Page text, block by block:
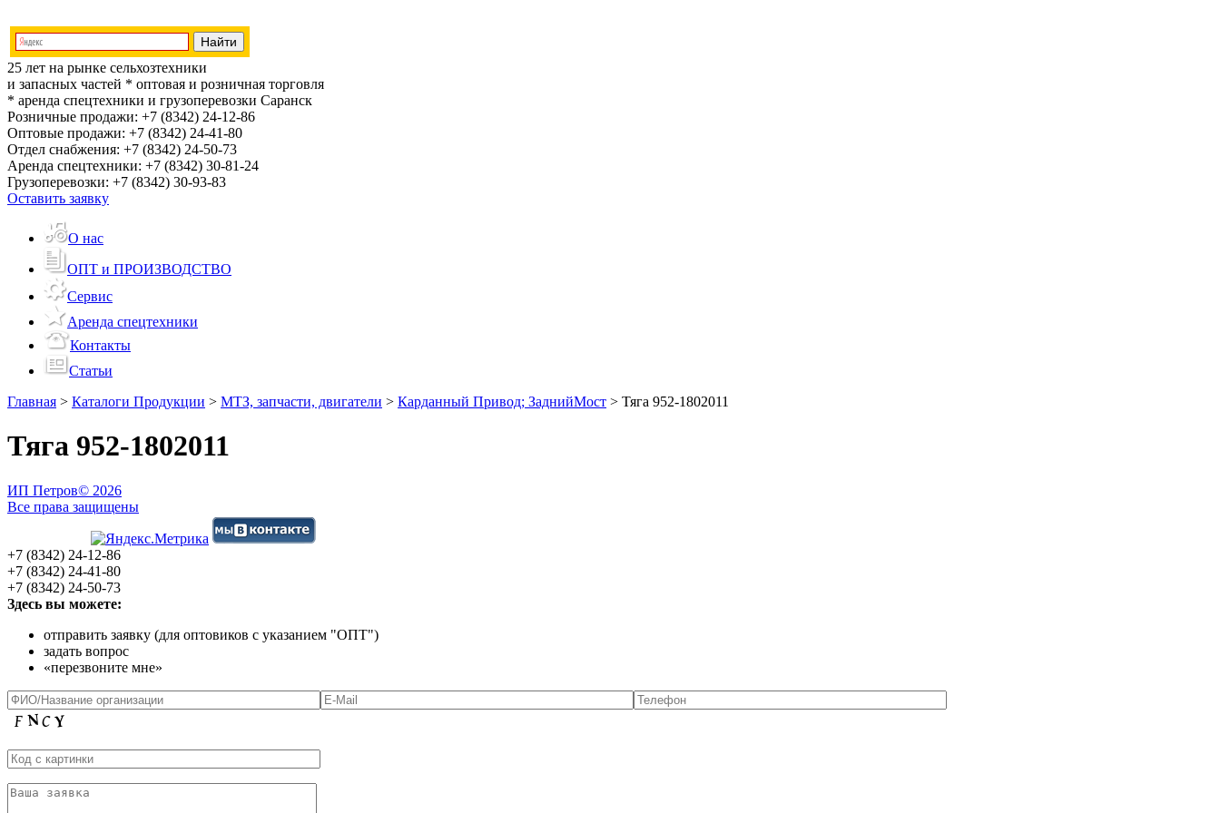
25 лет на рынке сельхозтехники
и запасных частей * оптовая и розничная торговля
* аренда спецтехники и грузоперевозки Саранск
Розничные продажи: +7 (8342) 24-12-86
Оптовые продажи: +7 (8342) 24-41-80
Отдел снабжения: +7 (8342) 24-50-73
Аренда спецтехники: +7 (8342) 30-81-24
Грузоперевозки: +7 (8342) 30-93-83
Оставить заявку
О нас
ОПТ и ПРОИЗВОДСТВО
Сервис
Аренда спецтехники
Контакты
Статьи
Главная > Каталоги Продукции > МТЗ, запчасти, двигатели > Карданный Привод; ЗаднийМост > Тяга 952-1802011
Тяга 952-1802011
ИП Петров© 2026
Все права защищены
+7 (8342) 24-12-86
+7 (8342) 24-41-80
+7 (8342) 24-50-73
Здесь вы можете:
отправить заявку (для оптовиков с указанием "ОПТ")
задать вопрос
«перезвоните мне»